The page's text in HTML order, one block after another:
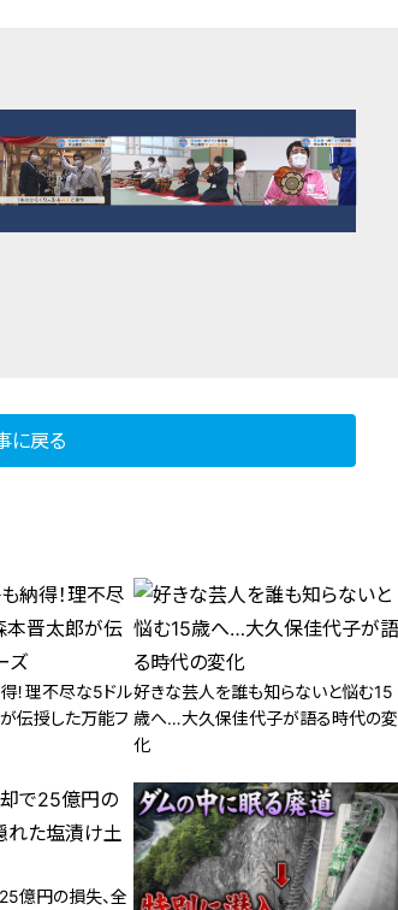
に戻る
！理不尽な5ドル
伝授した万能フ
好きな芸人を誰も知らないと悩む15
歳へ…大久保佳代子が語る時代の変
化
億円の損失、全